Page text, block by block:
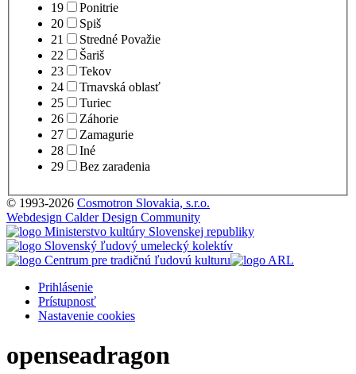
19
Ponitrie
20
Spiš
21
Stredné Považie
22
Šariš
23
Tekov
24
Trnavská oblasť
25
Turiec
26
Záhorie
27
Zamagurie
28
Iné
29
Bez zaradenia
© 1993-2026 Cosmotron Slovakia, s.r.o.
Webdesign Calder Design Community
Prihlásenie
Prístupnosť
Nastavenie cookies
openseadragon